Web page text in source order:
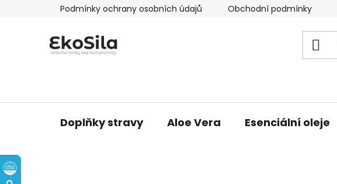
Podmínky ochrany osobních údajů Obchodní podmínky
Doplňky stravy Aloe Vera Esenciální oleje